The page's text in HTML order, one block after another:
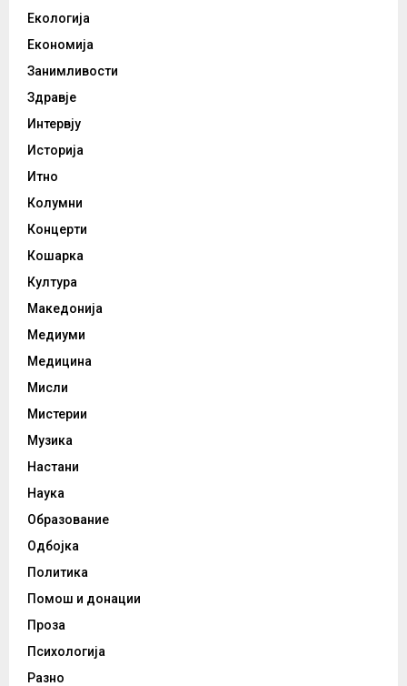
Екологија
Економија
Занимливости
Здравје
Интервју
Историја
Итно
Колумни
Концерти
Кошарка
Култура
Македонија
Медиуми
Медицина
Мисли
Мистерии
Музика
Настани
Наука
Образование
Одбојка
Политика
Помош и донации
Проза
Психологија
Разно